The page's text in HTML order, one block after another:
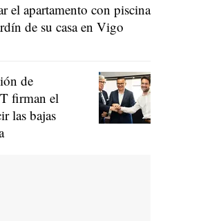
el apartamento con piscina
de su casa en Vigo
de
firman el
las bajas